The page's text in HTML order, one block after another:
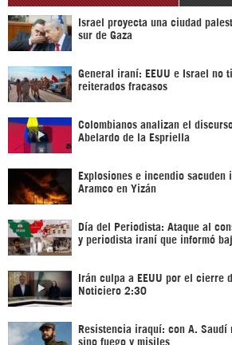
Israel proyecta una ciudad
sur de Gaza
General iraní: EEUU e Israel no
reiterados fracasos
Colombianos analizan el
Abelardo de la Espriella
Explosiones e incendio sacuden
Aramco en Yizán
Día del Periodista: Ataque al
y periodista iraní que informó
Irán culpa a EEUU por el cierre
Noticiero 2:30
Resistencia iraquí: con A. Saudí
sino fuego y misiles